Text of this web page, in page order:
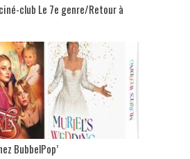
club Le 7e genre/Retour à
BubbelPop’